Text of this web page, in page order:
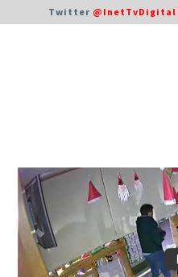
Twitter @InetTvDigital